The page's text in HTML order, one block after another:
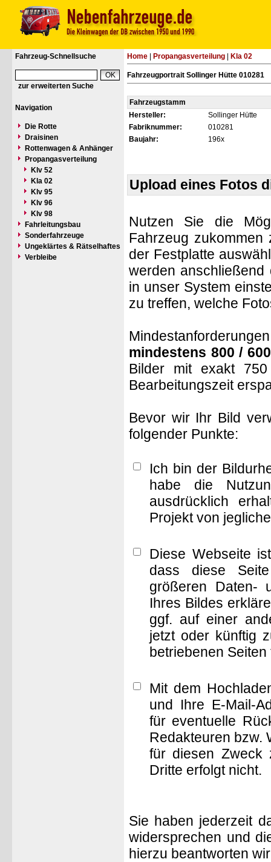
Fahrzeug-Schnellsuche
zur erweiterten Suche
Navigation
Die Rotte
Draisinen
Rottenwagen & Anhänger
Propangasverteilung
Klv 52
Kla 02
Klv 95
Klv 96
Klv 98
Fahrleitungsbau
Sonderfahrzeuge
Ungeklärtes & Rätselhaftes
Verbleibe
Home Propangasverteilung Kla 02
Fahrzeugportrait Sollinger Hütte 010281
Fahrzeugstamm
Hersteller:
Sollinger Hütte
Fabriknummer:
010281
Baujahr:
196x
Upload eines Fotos
Nutzen Sie die
Fahrzeug
der Festplatte
werden anschließend
in unser System
zu treffen, welche
mindestens 800 /
Bilder mit exakt
Bearbeitungszeit
Bevor wir Ihr Bild
folgender Punkte:
Ich bin der
habe die
ausdrücklich
Projekt von
Diese Webseite
dass diese
größeren Daten-
Ihres Bildes
ggf. auf einer
jetzt oder künftig
betriebenen
Mit dem
und Ihre E-Mail-
für eventuelle
Redakteuren bzw.
für diesen Zweck
Dritte erfolgt nicht.
Sie haben jederzeit
widersprechen und
hierzu beantworten